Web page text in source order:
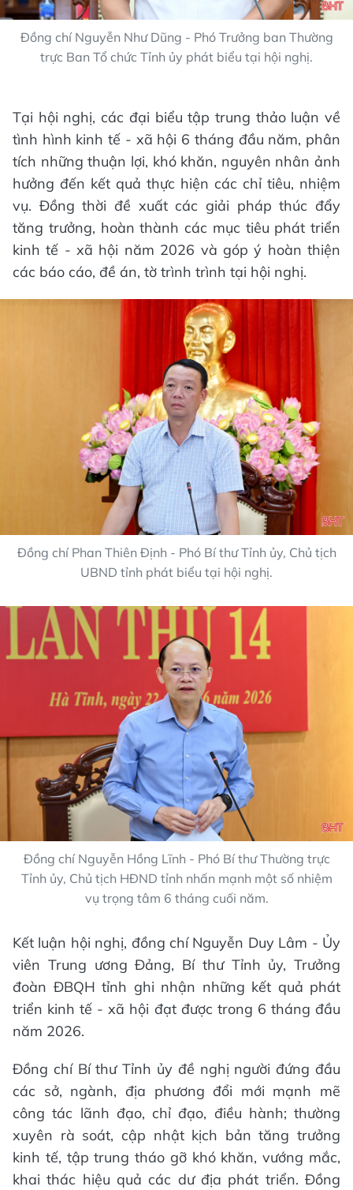
Đồng chí Nguyễn Như Dũng - Phó Trưởng ban Thường
trực Ban Tổ chức Tỉnh ủy phát biểu tại hội nghị.
Tại hội nghị, các đại biểu tập trung thảo luận về
tình hình kinh tế - xã hội 6 tháng đầu năm, phân
tích những thuận lợi, khó khăn, nguyên nhân ảnh
hưởng đến kết quả thực hiện các chỉ tiêu, nhiệm
vụ. Đồng thời đề xuất các giải pháp thúc đẩy
tăng trưởng, hoàn thành các mục tiêu phát triển
kinh tế - xã hội năm 2026 và góp ý hoàn thiện
các báo cáo, đề án, tờ trình trình tại hội nghị.​
Đồng chí Phan Thiên Định - Phó Bí thư Tỉnh ủy, Chủ tịch
UBND tỉnh phát biểu tại hội nghị.
Đồng chí Nguyễn Hồng Lĩnh - Phó Bí thư Thường trực
Tỉnh ủy, Chủ tịch HĐND tỉnh nhấn mạnh một số nhiệm
vụ trọng tâm 6 tháng cuối năm.
Kết luận hội nghị, đồng chí Nguyễn Duy Lâm - Ủy
viên Trung ương Đảng, Bí thư Tỉnh ủy, Trưởng
đoàn ĐBQH tỉnh ghi nhận những kết quả phát
triển kinh tế - xã hội đạt được trong 6 tháng đầu
năm 2026.
Đồng chí Bí thư Tỉnh ủy đề nghị người đứng đầu
các sở, ngành, địa phương đổi mới mạnh mẽ
công tác lãnh đạo, chỉ đạo, điều hành; thường
xuyên rà soát, cập nhật kịch bản tăng trưởng
kinh tế, tập trung tháo gỡ khó khăn, vướng mắc,
khai thác hiệu quả các dư địa phát triển. Đồng